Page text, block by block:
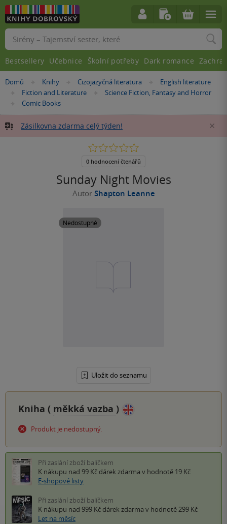
Nacházíte
Domů »Knihy »Cizojazyčná literatura »English literature
»
Fiction and Literature »
Science Fiction, Fantasy and Horror
»
Comic Books
Zásilkovna zdarma celý týden!
Sunday Night Movies
Autor Shapton Leanne
Nedostupné
Uložit do seznamu
0.0
5
0 hodnocení čtenářů
Kniha ( měkká vazba )
Produkt je nedostupný.
Při zaslání zboží balíčkem
K nákupu nad 99 Kč dárek zdarma v hodnotě 19 Kč
E-shopové listy
Při zaslání zboží balíčkem
K nákupu nad 999 Kč dárek zdarma v hodnotě 299 Kč
Let na měsíc
Vyhledávání
Bestsellery Učebnice Školní potřeby Dark romance